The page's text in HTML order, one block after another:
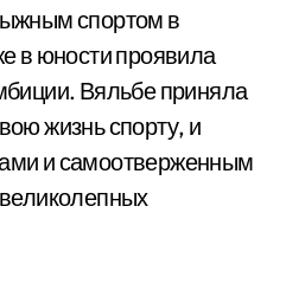
спортом в
в юности проявила
Вяльбе приняла
жизнь спорту, и
и самоотверженным